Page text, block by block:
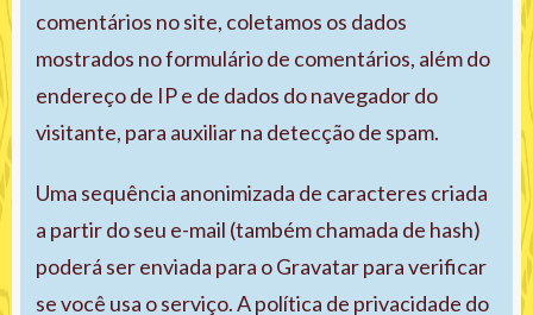
comentários no site, coletamos os dados
mostrados no formulário de comentários, além do
endereço de IP e de dados do navegador do
visitante, para auxiliar na detecção de spam.
Uma sequência anonimizada de caracteres criada
a partir do seu e-mail (também chamada de hash)
poderá ser enviada para o Gravatar para verificar
se você usa o serviço. A política de privacidade do